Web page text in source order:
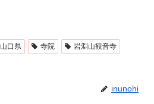
山口県 寺院
岩淵山観音寺
inunohi